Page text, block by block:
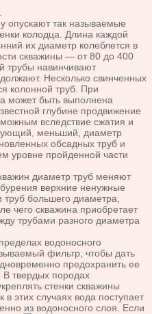
так называемые
колодца. Длина каждой
их диаметр колеблется в
скважины — от 80 до 400
трубы навинчивают
Несколько свинченных
колонной труб. При
может быть выполнена
глубине продвижение
вследствие сжатия и
меньший, диаметр
обсадных труб и
уровне пройденной части
диаметр труб меняют
верхние ненужные
труб большего диаметра,
чего скважина приобретает
трубами разного диаметра
водоносного
фильтр, чтобы дать
предохранить ее
В твердых породах
стенки скважины
в этих случаях вода поступает
из водоносного слоя. Если